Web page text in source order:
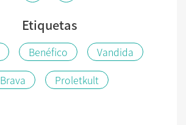
Etiquetas
Benéfico
Vandida
Brava
Proletkult